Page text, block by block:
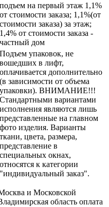
подъем на первый этаж 1,1%
от стоимости заказа; 1,1%(от
стоимости заказа) за этаж;
1,4% от стоимости заказа -
частный дом
Подъем упаковок, не
вошедших в лифт,
оплачивается дополнительно
(в зависимости от объема
упаковки). ВНИМАНИЕ!!!
Стандартными вариантами
исполнения являются лишь
представленные на главном
фото изделия. Варианты
ткани, цвета, размера,
представление в
специальных окнах,
относятся к категории
"индивидуальный заказ".
и Московской
область оплата